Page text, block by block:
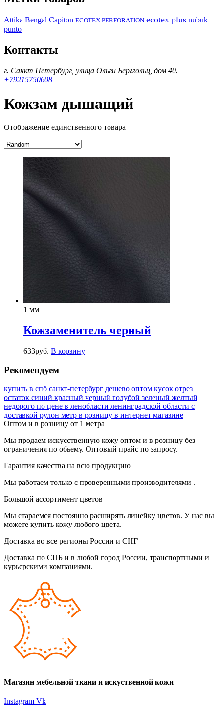
Attika Bengal Capiton ECOTEX PERFORATION ecotex plus nubuk
punto
Контакты
г. Санкт Петербург, улица Ольги Берггольц, дом 40.
+79215750608
Кожзам дышащий
Отображение единственного товара
1 мм
Кожзаменитель черный
633руб. В корзину
Рекомендуем
купить в спб санкт-петербург дешево оптом кусок отрез
остаток синий красный черный голубой зеленый желтый
недорого по цене в ленобласти ленинградской области с
доставкой рулон метр в розницу в интернет магазине
Оптом и в розницу от 1 метра
Мы продаем искусственную кожу оптом и в розницу без
ограничения по обьему. Оптовый прайс по запросу.
Гарантия качества на всю продукцию
Мы работаем только с проверенными производителями .
Большой ассортимент цветов
Мы стараемся постоянно расширять линейку цветов. У нас вы
можете купить кожу любого цвета.
Доставка во все регионы России и СНГ
Доставка по СПБ и в любой город России, транспортными и
курьерскими компаниями.
Магазин мебельной ткани и искуственной кожи
Instagram Vk